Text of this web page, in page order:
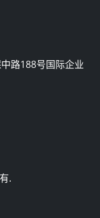
路188号国际企业
.